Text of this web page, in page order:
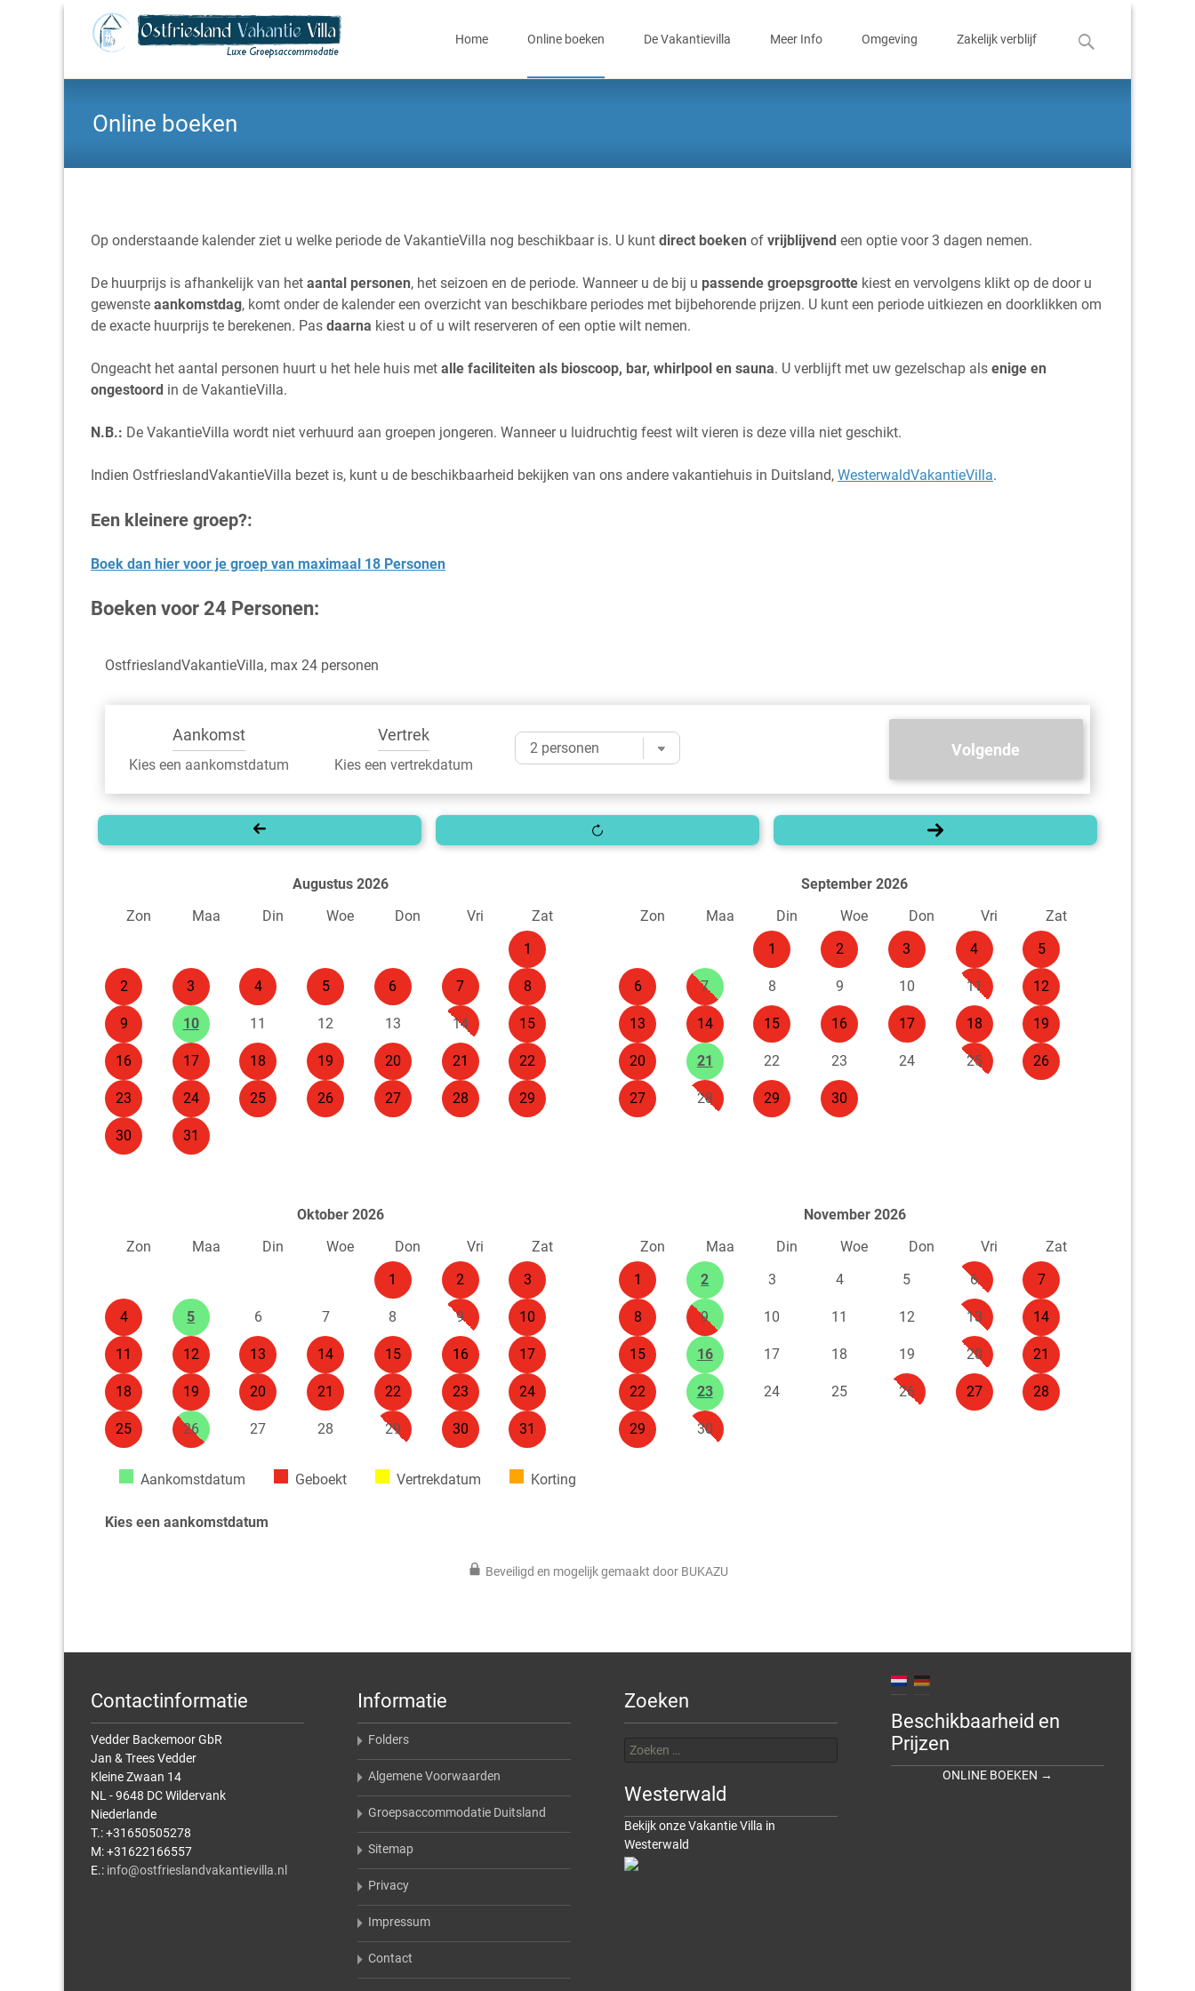
Home Online boeken De Vakantievilla Meer Info Omgeving Zakelijk verblijf
Zoeken
naar:
Online boeken
Op onderstaande kalender ziet u welke periode de VakantieVilla nog beschikbaar is. U kunt direct boeken of vrijblijvend een optie voor 3 dagen nemen.
De huurprijs is afhankelijk van het aantal personen, het seizoen en de periode. Wanneer u de bij u passende groepsgrootte kiest en vervolgens klikt op de door u
gewenste aankomstdag, komt onder de kalender een overzicht van beschikbare periodes met bijbehorende prijzen. U kunt een periode uitkiezen en doorklikken om
de exacte huurprijs te berekenen. Pas daarna kiest u of u wilt reserveren of een optie wilt nemen.
Ongeacht het aantal personen huurt u het hele huis met alle faciliteiten als bioscoop, bar, whirlpool en sauna. U verblijft met uw gezelschap als enige en
ongestoord in de VakantieVilla.
N.B.: De VakantieVilla wordt niet verhuurd aan groepen jongeren. Wanneer u luidruchtig feest wilt vieren is deze villa niet geschikt.
Indien OstfrieslandVakantieVilla bezet is, kunt u de beschikbaarheid bekijken van ons andere vakantiehuis in Duitsland, WesterwaldVakantieVilla.
Een kleinere groep?:
Boek dan hier voor je groep van maximaal 18 Personen
Boeken voor 24 Personen:
OstfrieslandVakantieVilla, max 24 personen
Aankomst
Kies een aankomstdatum
Vertrek
Kies een vertrekdatum
Volgende
Augustus 2026
Zon
Maa Din Woe Don Vri
Zat
1
2 3 4 5 6 7 8
9 10 11 12 13 14 15
16 17 18 19 20 21 22
23 24 25 26 27 28 29
30 31
September 2026
Zon
Maa Din Woe Don Vri
Zat
1
2 3 4 5
6 7 8 9 10 11 12
13 14 15 16 17 18 19
20 21 22 23 24 25 26
27 28 29 30
Oktober 2026
Zon
Maa Din Woe Don Vri
Zat
1
2 3
4 5 6 7 8 9 10
11 12 13 14 15 16 17
18 19 20 21 22 23 24
25 26 27 28 29 30 31
November 2026
Zon
Maa Din Woe Don Vri
Zat
1
2 3 4 5 6 7
8 9 10 11 12 13 14
15 16 17 18 19 20 21
22 23 24 25 26 27 28
29 30
Aankomstdatum Geboekt Vertrekdatum Korting
Kies een aankomstdatum
Beveiligd en mogelijk gemaakt door BUKAZU
Contactinformatie
Vedder Backemoor GbR
Jan & Trees Vedder
Kleine Zwaan 14
NL - 9648 DC Wildervank
Niederlande
T.: +31650505278
M: +31622166557
E.: info@ostfrieslandvakantievilla.nl
Informatie
Folders
Algemene Voorwaarden
Groepsaccommodatie Duitsland
Sitemap
Privacy
Impressum
Contact
Zoeken
naar:
Beschikbaarheid en
Prijzen
ONLINE BOEKEN →
Westerwald
Bekijk onze Vakantie Villa in
Westerwald